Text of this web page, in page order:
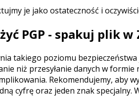
je jako ostateczność i
PGP - spakuj plik w
takiego poziomu
niż przesyłanie danych w
Rekomendujemy, aby
cyfrę oraz jeden znak specjalny.